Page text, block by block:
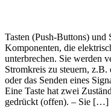
Tasten (Push-Buttons) und
Komponenten, die
unterbrechen. Sie werden
Stromkreis zu steuern,
oder das Senden eines
Eine Taste hat zwei
gedrückt (offen). – Sie […]